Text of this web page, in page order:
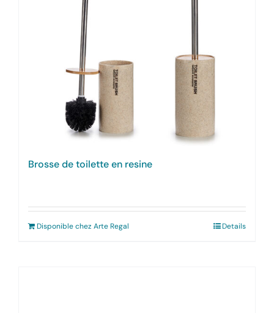
Brosse de toilette en resine
Disponible chez Arte Regal Details